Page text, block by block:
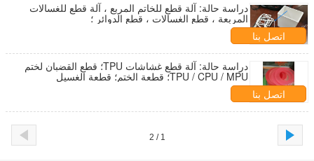
دراسة حالة: آلة قطع للخاتم المربع ، آلة قطع للغسالات
المربعة ، قطع الغسالات ، قطع الدوائر ؛
اتصل بنا
دراسة حالة: آلة قطع غشاشات TPU؛ قطع القضبان لختم
TPU / CPU / MPU؛ قطعة الختم؛ قطعة الغسيل
اتصل بنا
1 / 2